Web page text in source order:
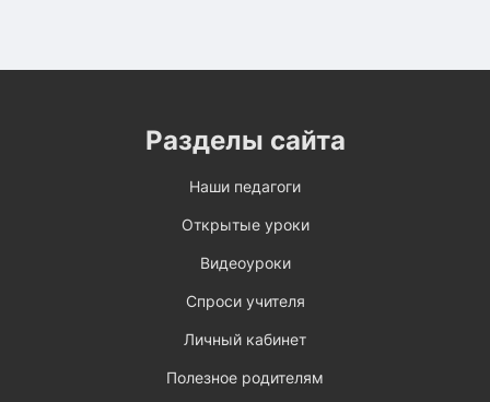
Разделы сайта
Наши педагоги
Открытые уроки
Видеоуроки
Спроси учителя
Личный кабинет
Полезное родителям